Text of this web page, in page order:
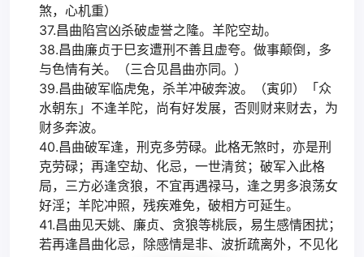
煞，心机重）
37.昌曲陷宫凶杀破虚誉之隆。羊陀空劫。
38.昌曲廉贞于巳亥遭刑不善且虚夸。做事颠倒，多
与色情有关。（三合见昌曲亦同。）
39.昌曲破军临虎兔，杀羊冲破奔波。（寅卯）「众
水朝东」不逢羊陀，尚有好发展，否则财来财去，为
财多奔波。
40.昌曲破军逢，刑克多劳碌。此格无煞时，亦是刑
克劳碌；再逢空劫、化忌，一世清贫；破军入此格
局，三方必逢贪狼，不宜再遇禄马，逢之男多浪荡女
好淫；羊陀冲照，残疾难免，破相方可延生。
41.昌曲见天姚、廉贞、贪狼等桃辰，易生感情困扰；
若再逢昌曲化忌，除感情是非、波折疏离外，不见化